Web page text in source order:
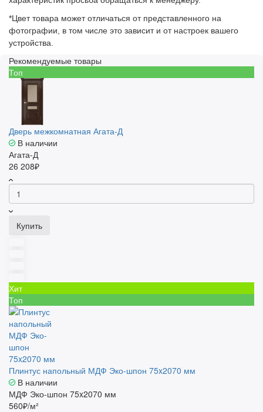
*Цвет товара может отличаться от представленного на
фотографии, в том числе это зависит и от настроек вашего
устройства.
Рекомендуемые товары
Топ
Дверь межкомнатная Агата-Д
В наличии
Агата-Д
26 208₽
Купить
Хит
Топ
Плинтус напольный МДФ Эко-шпон 75x2070 мм
В наличии
МДФ Эко-шпон 75x2070 мм
560₽/м²